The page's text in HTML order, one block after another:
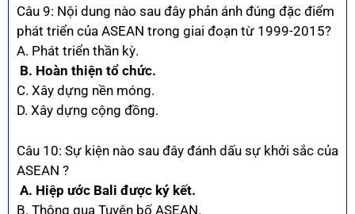
Câu 9: Nội dung nào sau đây phản ánh đúng đặc điểm
phát triển của ASEAN trong giai đoạn từ 1999-2015?
A. Phát triển thần kỳ.
B. Hoàn thiện tổ chức.
C. Xây dựng nền móng.
D. Xây dựng cộng đồng.
Câu 10: Sự kiện nào sau đây đánh dấu sự khởi sắc của
ASEAN ?
A. Hiệp ước Bali được ký kết.
B. Thông qua Tuyên bố ASEAN.